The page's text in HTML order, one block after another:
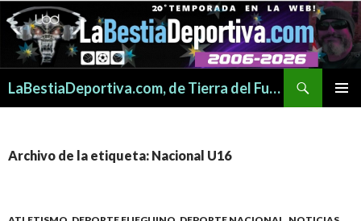
LaBestiaDeportiva.com, de Tierra del Fuego para todo el mundo
Archivo de la etiqueta: Nacional U16